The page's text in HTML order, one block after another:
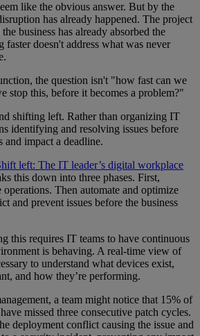
like the obvious answer. But by the
has already happened. The project
business has already absorbed the
faster doesn't address what was never
the question isn't "how fast can we
stop this, before it becomes a problem?"
shifting left. Rather than organizing IT
identifying and resolving issues before
and impact a deadline.
left: The IT leader’s digital workplace
this down into three phases. First,
operations. Then automate and optimize
and prevent issues before the business
this requires IT teams to have continuous
is behaving. A real-time view of
to understand what devices exist,
and how they’re performing.
a team might notice that 15% of
missed three consecutive patch cycles.
deployment conflict causing the issue and